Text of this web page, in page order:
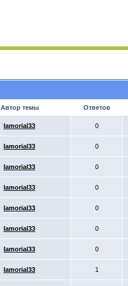
Автор темы Ответов
Iamorial33 0
Iamorial33 0
Iamorial33 0
Iamorial33 0
Iamorial33 0
Iamorial33 0
Iamorial33 0
Iamorial33 1